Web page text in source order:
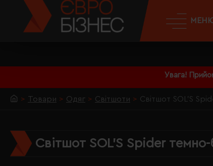
Увага!
Товари Одяг Світшоти Світшот SOL'S
Світшот SOL'S Spider